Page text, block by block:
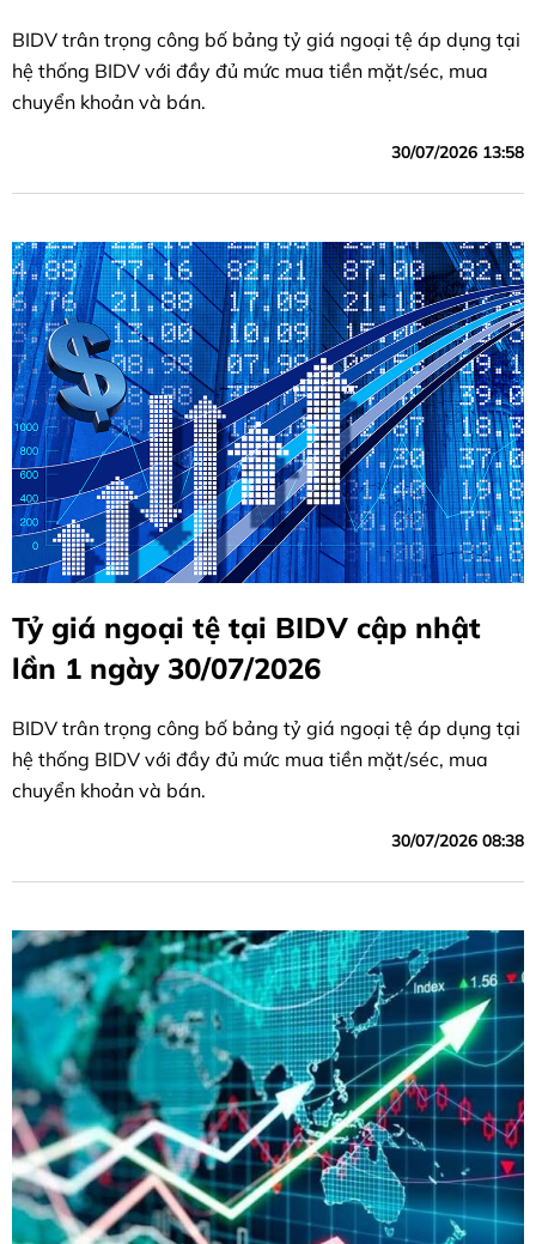
BIDV trân trọng công bố bảng tỷ giá ngoại tệ áp dụng tại
hệ thống BIDV với đầy đủ mức mua tiền mặt/séc, mua
chuyển khoản và bán.
30/07/2026 13:58
Tỷ giá ngoại tệ tại BIDV cập nhật
lần 1 ngày 30/07/2026
BIDV trân trọng công bố bảng tỷ giá ngoại tệ áp dụng tại
hệ thống BIDV với đầy đủ mức mua tiền mặt/séc, mua
chuyển khoản và bán.
30/07/2026 08:38